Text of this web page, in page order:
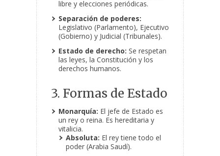
libre y elecciones periódicas.
Separación de poderes:
Legislativo (Parlamento), Ejecutivo
(Gobierno) y Judicial (Tribunales).
Estado de derecho: Se respetan
las leyes, la Constitución y los
derechos humanos.
3. Formas de Estado
Monarquía: El jefe de Estado es
un rey o reina. Es hereditaria y
vitalicia.
Absoluta: El rey tiene todo el
poder (Arabia Saudí).